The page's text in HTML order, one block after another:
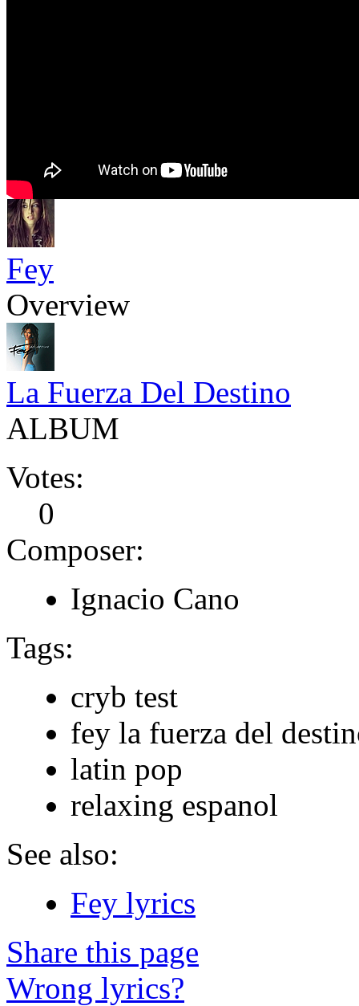
Fey
Overview
La Fuerza Del Destino
ALBUM
Votes:
0
Composer:
Ignacio Cano
Tags:
cryb test
fey la fuerza del
latin pop
relaxing espanol
See also:
Fey lyrics
Share this page
Wrong lyrics?